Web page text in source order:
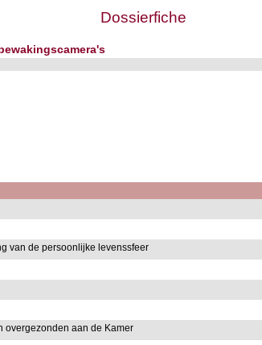
Dossierfiche
van de persoonlijke levenssfeer
overgezonden aan de Kamer